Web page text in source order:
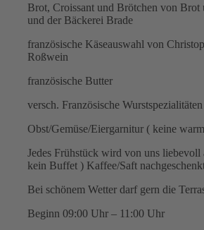
Brot, Croissant und Brötchen von Brot
und der Bäckerei Brade
französische Käseauswahl von
Roßwein
französische Butter
versch. Französische
Obst/Gemüse/Eiergarnitur ( keine
Jedes Frühstück wird von uns liebevoll
kein Buffet ) Kaffee/Saft
Bei schönem Wetter darf gern die
Beginn 09:00 Uhr – 11:00 Uhr